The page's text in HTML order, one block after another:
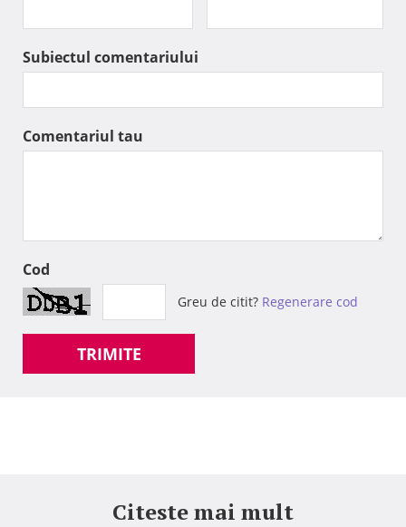
Subiectul comentariului
Comentariul tau
Cod
Greu de citit? Regenerare cod
TRIMITE
Citeste mai mult